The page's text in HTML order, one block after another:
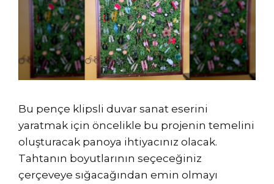
Bu pençe klipsli duvar sanat eserini
yaratmak için öncelikle bu projenin temelini
oluşturacak panoya ihtiyacınız olacak.
Tahtanın boyutlarının seçeceğiniz
çerçeveye sığacağından emin olmayı